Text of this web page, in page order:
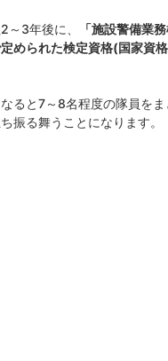
～3年後に、
「施設警備業
められた検定資格(国家資
ると7～8名程度の隊員を
振る舞うことになります。